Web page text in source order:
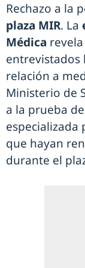
Rechazo a la
plaza MIR. La
Médica
entrevistados
relación a
Ministerio de
a la prueba
especializada
que hayan
durante el